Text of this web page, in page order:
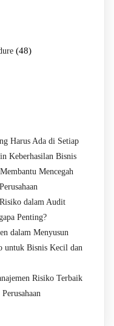
(48)
Harus Ada di Setiap
Keberhasilan Bisnis
Mencegah
dalam Audit
Penting?
dalam Menyusun
untuk Bisnis Kecil dan
Risiko Terbaik